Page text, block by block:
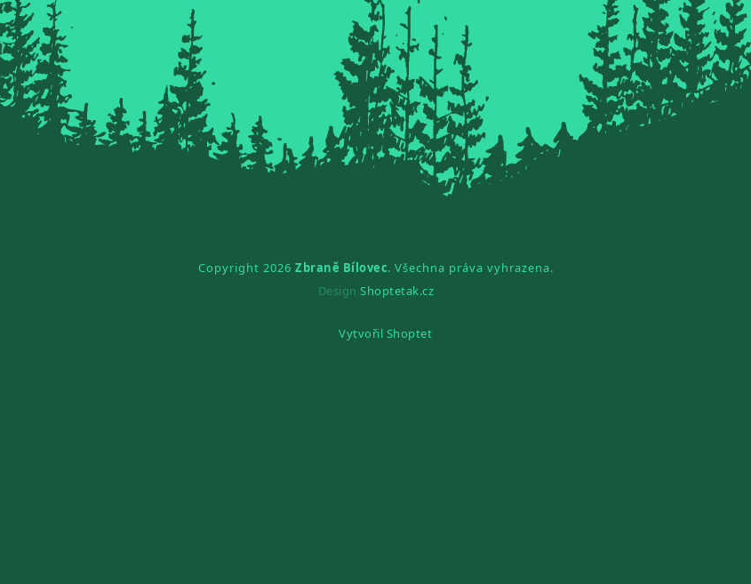
Copyright 2026 Zbraně Bílovec. Všechna práva vyhrazena.
DesignShoptetak.cz
Vytvořil Shoptet